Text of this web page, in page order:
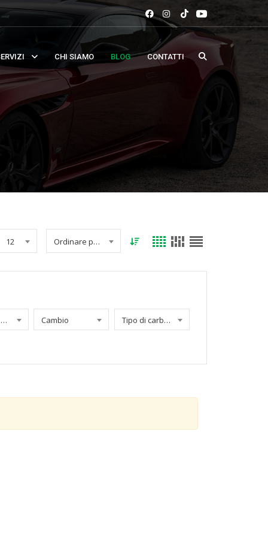
CHI SIAMO BLOG CONTATTI
12 Ordinare per data
Chilometraggio Cambio Tipo di carburante